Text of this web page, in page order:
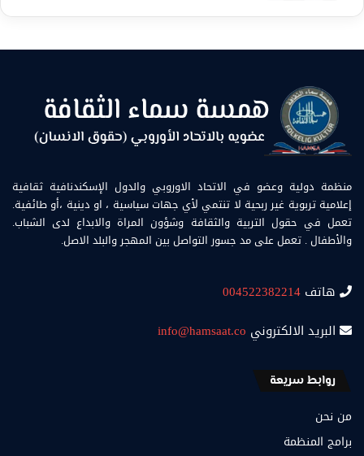
منظمة دولية وعضو في الاتحاد الاوروبي والدول الإسكندنافية ثقافية
إعلامية تربوية غير ربحية لا تنتمي لأي جهات سياسية ، او دينية ،أو طائفية.
تعمل في حقول التربية والثقافة وشؤون المراة والابداع لدى الشباب.
والأطفال . تعمل على مد جسور التواصل بين المهجر والبلد الاصل.
هاتف 004522382214
البريد الالكتروني info@hamsaat.co
روابط سريعة
من نحن
برامج المنظمة